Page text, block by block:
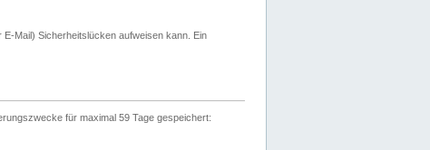
Mail) Sicherheitslücken aufweisen kann. Ein
für maximal 59 Tage gespeichert: